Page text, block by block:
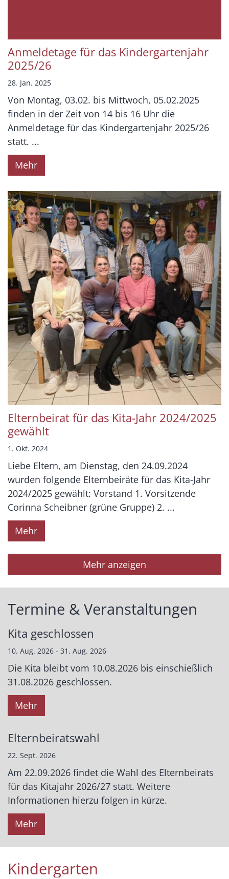
Anmeldetage für das Kindergartenjahr
2025/26
28. Jan. 2025
Von Montag, 03.02. bis Mittwoch, 05.02.2025
finden in der Zeit von 14 bis 16 Uhr die
Anmeldetage für das Kindergartenjahr 2025/26
statt. ...
Mehr
Elternbeirat für das Kita-Jahr 2024/2025
gewählt
1. Okt. 2024
Liebe Eltern, am Dienstag, den 24.09.2024
wurden folgende Elternbeiräte für das Kita-Jahr
2024/2025 gewählt: Vorstand 1. Vorsitzende
Corinna Scheibner (grüne Gruppe) 2. ...
Mehr
Mehr anzeigen
Termine & Veranstaltungen
Kita geschlossen
10. Aug. 2026 - 31. Aug. 2026
Die Kita bleibt vom 10.08.2026 bis einschießlich
31.08.2026 geschlossen.
Mehr
Elternbeiratswahl
22. Sept. 2026
Am 22.09.2026 findet die Wahl des Elternbeirats
für das Kitajahr 2026/27 statt. Weitere
Informationen hierzu folgen in kürze.
Mehr
Kindergarten